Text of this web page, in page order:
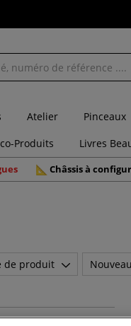
Atelier Pinceaux
Produits Livres
Châssis à
de produit